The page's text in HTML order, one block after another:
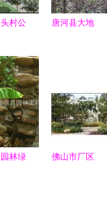
村公
免费
园林
城市
理的
指南
唐河县大地
专注黄山栾
与三角枫，
打造城市绿
色新名片
园林绿
佛山市厂区